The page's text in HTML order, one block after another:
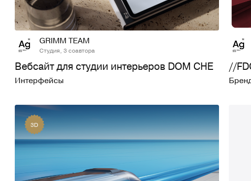
56 741
GRIMM TEAM
Студия, 3 соавтора
Вебсайт для студии интерьеров DOM CHE
Интерфейсы
//
3D